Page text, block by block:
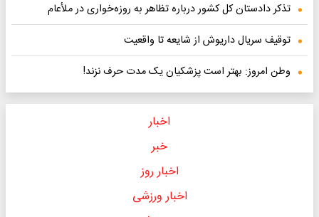
تذکر دادستان کل کشور درباره تظاهر به روزه‌خواری در ملأعام
توقیف سریال داریوش از شایعه تا واقعیت
وطن امروز: بهتر است پزشکیان یک مدت حرف نزند!
اخبار
خبر
اخبار روز
اخبار ورزشی